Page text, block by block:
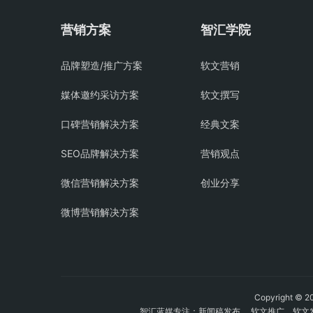
营销方案
品牌塑造/推广方案
媒体邀约采访方案
口碑营销解决方案
SEO品牌解决方案
微信营销解决方案
微博营销解决方案
智汇学院
软文营销
软文撰写
经典文案
营销观点
创业分享
Copyright ©